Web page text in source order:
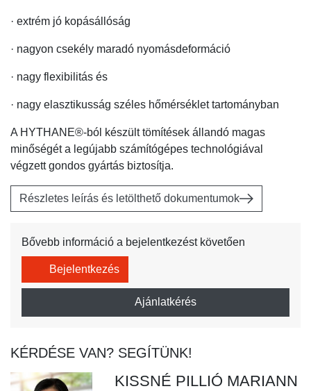
· extrém jó kopásállóság
· nagyon csekély maradó nyomásdeformáció
· nagy flexibilitás és
· nagy elasztikusság széles hőmérséklet tartományban
A HYTHANE®-ból készült tömítések állandó magas
minőségét a legújabb számítógépes technológiával
végzett gondos gyártás biztosítja.
Részletes leírás és letölthető dokumentumok
Bővebb információ a bejelentkezést követően
Bejelentkezés
Ajánlatkérés
KÉRDÉSE VAN? SEGÍTÜNK!
KISSNÉ PILLIÓ MARIANN